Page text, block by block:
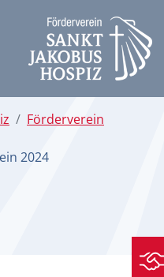
Förderverein
2024